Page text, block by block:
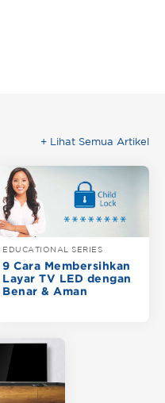
+ Lihat Semua Artikel
EDUCATIONAL SERIES
9 Cara Membersihkan
Layar TV LED dengan
Benar & Aman